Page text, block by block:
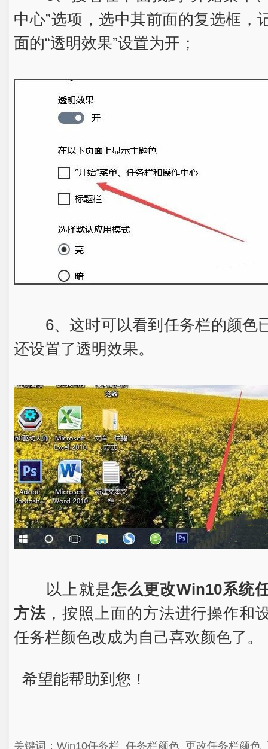
中心”选项，选中其前面的复选框，
面的“透明效果”设置为开；
6、这时可以看到任务栏的颜色
还设置了透明效果。
以上就是怎么更改Win10系统
方法，按照上面的方法进行操作和
任务栏颜色改成为自己喜欢颜色了。
希望能帮助到您！
关键词：Win10任务栏_任务栏颜色_更改任务栏颜色